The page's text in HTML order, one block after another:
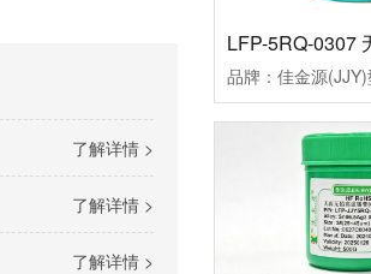
了解详情 >
了解详情 >
了解详情 >